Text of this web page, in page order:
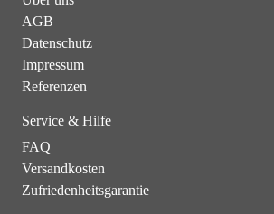
AGB
Datenschutz
Impressum
Referenzen
Service & Hilfe
FAQ
Versandkosten
Zufriedenheitsgarantie